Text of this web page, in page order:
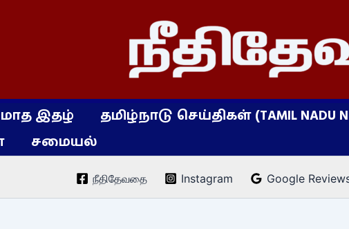
இதழ் தமிழ்நாடு செய்திகள் (TAMIL NADU
சமையல்
நீதிதேவதை Instagram Google